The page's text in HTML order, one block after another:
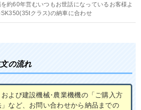
約60年営むいつもお世話になっているお客様よ
クラス)の納車に合わせ
の流れ
よび建設機械･農業機機の「ご購入方
など、お問い合わせから納品までの